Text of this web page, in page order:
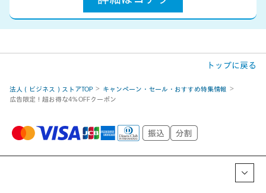
トップに戻る
法人（ビジネス）ストアTOP
キャンペーン・セール・おすすめ特集情報
広告限定！超お得な4％OFFクーポン